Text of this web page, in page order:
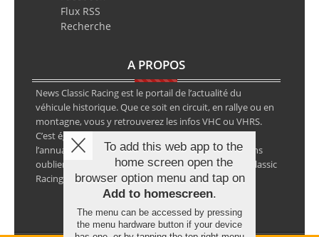
Flux RSS
Recherche
A PROPOS
News Classic Racing est le portail de l’actualité du
véhicule historique. Que ce soit en circuit, en rallye ou en
montagne, vous y retrouverez les infos VHC ou VHRS.
C’est également le calendrier des épreuves ainsi que
l’annuaire des spécialistes de la voiture ancienne, sans
oublier les petites annonces avec notre partenaire Classic
Racing Annonces.
To add this web app to the
home screen open the
browser option menu and tap on
Add to homescreen.
The menu can be accessed by pressing
the menu hardware button if your device